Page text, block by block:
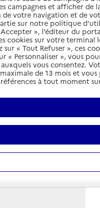
campagnes et afficher de
de votre navigation et de
sur notre politique
», l’éditeur du
cookies sur votre terminal
« Tout Refuser », ces
« Personnaliser », vous
vous consentez.
de 13 mois et
à tout moment